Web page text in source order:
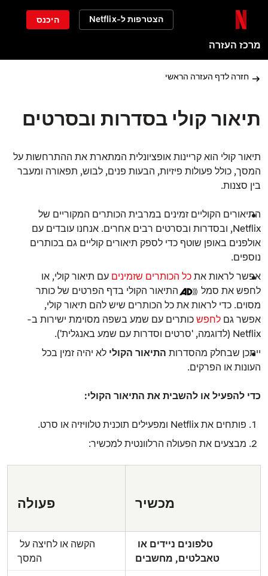
הצטרפות ל-Netflix היכנס
מרכז העזרה
חזרה לדף העזרה הראשי
תיאור קולי בסדרות ובסרטים
תיאור קולי הוא קריינות אופציונלית המתארת את ההתרחשות על
המסך, כולל פעולות פיזיות, הבעות פנים, לבוש, תפאורה ומעבר
בין סצנות.
התיאורים הקוליים זמינים במרבית הכותרים המקוריים של
Netflix, ובסדרות ובסרטים רבים אחרים. אנחנו עובדים עם
אולפנים באופן שוטף כדי לספק תיאורים קוליים גם בכותרים
נוספים.
אפשר לראות את כל הכותרים שזמינים עם תיאור קולי, או
לחפש את סמל
התיאור הקולי בדף הפרטים של כותר
מסוים. כדי לראות את כל הכותרים שיש להם תיאור קולי,
אפשר גם לחפש כותרים עם שמע בשפה מסוימת ישירות ב-
Netflix (לדוגמה, 'סרטים וסדרות עם שמע באנגלית').
ייתכן שבחלק מהסדרות התיאור הקולי לא יהיה זמין בכל
העונות או הפרקים.
כדי להפעיל או להשבית את התיאור הקולי:
פותחים את Netflix ומפעילים תוכנית טלוויזיה או סרט.
מבצעים את הפעולה הרלוונטית למכשיר:
מכשיר פעולה
טלפונים ניידים או
טאבלטים, מחשבים
הקשה או לחיצה על
המסך